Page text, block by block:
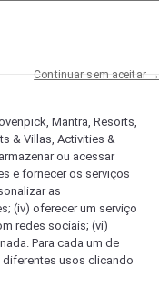
Mantra, Resorts,
& Villas, Activities &
ou acessar
e fornecer os serviços
as
(iv) oferecer um serviço
redes sociais; (vi)
Para cada um de
usos clicando
Continuar sem aceitar →